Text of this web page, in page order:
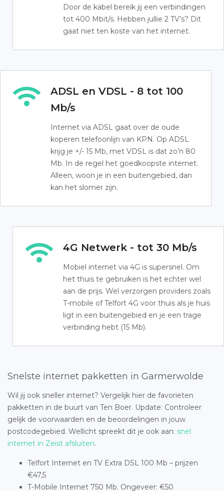
Door de kabel bereik jij een verbindingen
tot 400 Mbit/s. Hebben jullie 2 TV’s? Dit
gaat niet ten koste van het internet.
ADSL en VDSL - 8 tot 100
Mb/s
Internet via ADSL gaat over de oude
koperen telefoonlijn van KPN. Op ADSL
krijg je +/- 15 Mb, met VDSL is dat zo’n 80
Mb. In de regel het goedkoopste internet.
Alleen, woon je in een buitengebied, dan
kan het slomer zijn.
4G Netwerk - tot 30 Mb/s
Mobiel internet via 4G is supersnel. Om
het thuis te gebruiken is het echter wel
aan de prijs. Wel verzorgen providers zoals
T-mobile of Telfort 4G voor thuis als je huis
ligt in een buitengebied en je een trage
verbinding hebt (15 Mb).
Snelste internet pakketten in Garmerwolde
Wil jij ook sneller internet? Vergelijk hier de favorieten
pakketten in de buurt van Ten Boer. Update: Controleer
gelijk de voorwaarden en de beoordelingen in jouw
postcodegebied. Wellicht spreekt dit je ook aan: snel
internet in Zeist afsluiten.
Telfort Internet en TV Extra DSL 100 Mb – prijzen
€47,5
T-Mobile Internet 750 Mb. Ongeveer: €50